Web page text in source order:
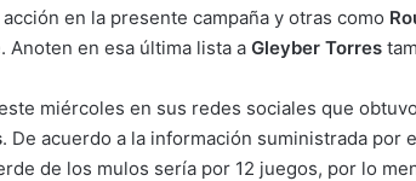
en la presente campaña y otras como
en esa última lista a Gleyber Torres
miércoles en sus redes sociales que
. De acuerdo a la información suministrada
de los mulos sería por 12 juegos, por lo